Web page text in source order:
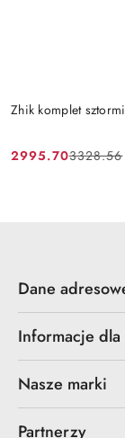
Zhik komplet
Cena
2995.70
Cena
3328.56
Dane
Informacje dla
Nasze marki
Partnerzy